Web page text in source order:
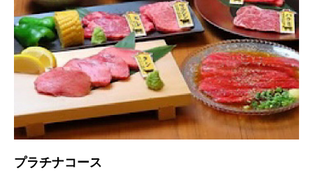
プラチナコース